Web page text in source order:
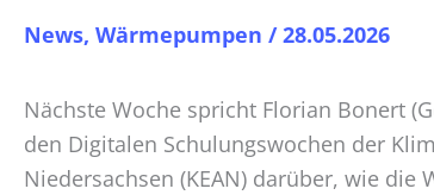
News, Wärmepumpen /28.05.2026
Nächste Woche spricht Florian Bonert
den Digitalen Schulungswochen der
Niedersachsen (KEAN) darüber, wie die